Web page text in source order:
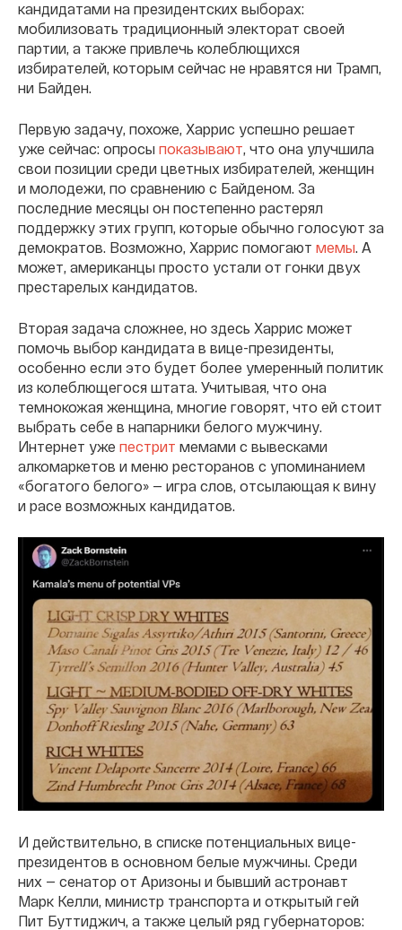
кандидатами на президентских выборах:
мобилизовать традиционный электорат своей
партии, а также привлечь колеблющихся
избирателей, которым сейчас не нравятся ни Трамп,
ни Байден.
Первую задачу, похоже, Харрис успешно решает
уже сейчас: опросы показывают , что она улучшила
свои позиции среди цветных избирателей, женщин
и молодежи, по сравнению с Байденом. За
последние месяцы он постепенно растерял
поддержку этих групп, которые обычно голосуют за
демократов. Возможно, Харрис помогают мемы . А
может, американцы просто устали от гонки двух
престарелых кандидатов.
Вторая задача сложнее, но здесь Харрис может
помочь выбор кандидата в вице-президенты,
особенно если это будет более умеренный политик
из колеблющегося штата. Учитывая, что она
темнокожая женщина, многие говорят, что ей стоит
выбрать себе в напарники белого мужчину.
Интернет уже пестрит мемами с вывесками
алкомаркетов и меню ресторанов с упоминанием
«богатого белого» — игра слов, отсылающая к вину
и расе возможных кандидатов.
И действительно, в списке потенциальных вице-
президентов в основном белые мужчины. Среди
них — сенатор от Аризоны и бывший астронавт
Марк Келли, министр транспорта и открытый гей
Пит Буттиджич, а также целый ряд губернаторов: